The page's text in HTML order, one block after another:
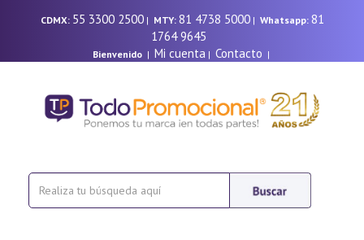
CDMX: 55 3300 2500| MTY: 81 4738 5000| Whatsapp: 81
1764 9645
Bienvenido| Mi cuenta | Contacto |